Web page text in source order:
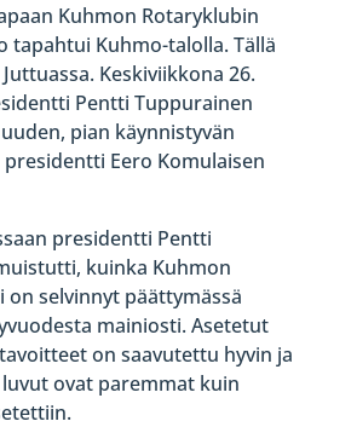
Kuhmon Rotaryklubin
tapahtui Kuhmo-talolla. Tällä
Keskiviikkona 26.
Pentti Tuppurainen
pian käynnistyvän
Eero Komulaisen
presidentti Pentti
kuinka Kuhmon
on selvinnyt päättymässä
mainiosti. Asetetut
on saavutettu hyvin ja
ovat paremmat kuin